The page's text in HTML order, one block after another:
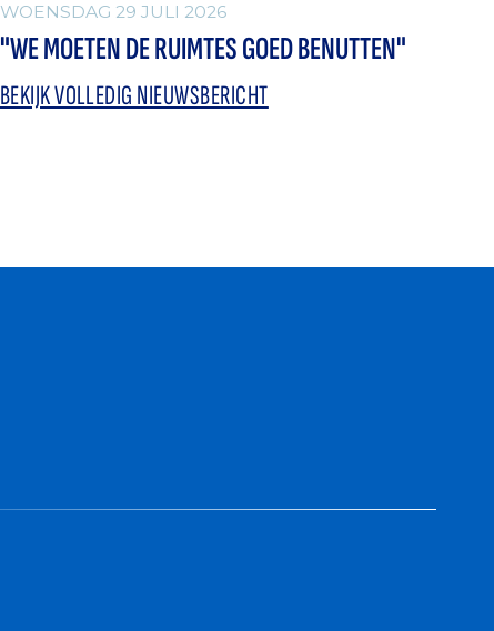
WOENSDAG 29 JULI 2026
"WE MOETEN DE RUIMTES GOED BENUTTEN"
BEKIJK VOLLEDIG NIEUWSBERICHT